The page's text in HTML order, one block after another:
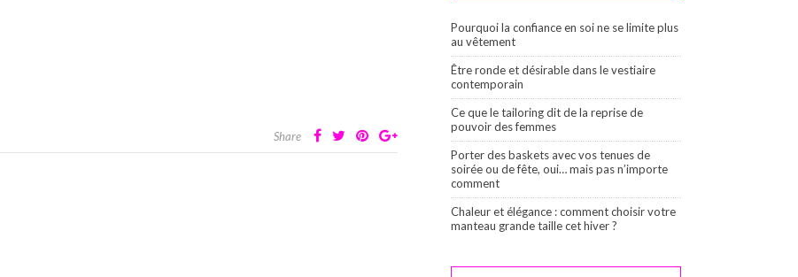
Share
Pourquoi la confiance en soi ne se limite plus
au vêtement
Être ronde et désirable dans le vestiaire
contemporain
Ce que le tailoring dit de la reprise de
pouvoir des femmes
Porter des baskets avec vos tenues de
soirée ou de fête, oui… mais pas n’importe
comment
Chaleur et élégance : comment choisir votre
manteau grande taille cet hiver ?